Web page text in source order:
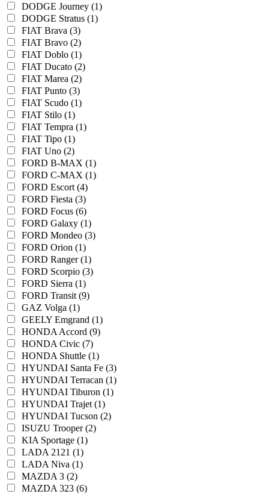
DODGE Journey (1)
DODGE Stratus (1)
FIAT Brava (3)
FIAT Bravo (2)
FIAT Doblo (1)
FIAT Ducato (2)
FIAT Marea (2)
FIAT Punto (3)
FIAT Scudo (1)
FIAT Stilo (1)
FIAT Tempra (1)
FIAT Tipo (1)
FIAT Uno (2)
FORD B-MAX (1)
FORD C-MAX (1)
FORD Escort (4)
FORD Fiesta (3)
FORD Focus (6)
FORD Galaxy (1)
FORD Mondeo (3)
FORD Orion (1)
FORD Ranger (1)
FORD Scorpio (3)
FORD Sierra (1)
FORD Transit (9)
GAZ Volga (1)
GEELY Emgrand (1)
HONDA Accord (9)
HONDA Civic (7)
HONDA Shuttle (1)
HYUNDAI Santa Fe (3)
HYUNDAI Terracan (1)
HYUNDAI Tiburon (1)
HYUNDAI Trajet (1)
HYUNDAI Tucson (2)
ISUZU Trooper (2)
KIA Sportage (1)
LADA 2121 (1)
LADA Niva (1)
MAZDA 3 (2)
MAZDA 323 (6)